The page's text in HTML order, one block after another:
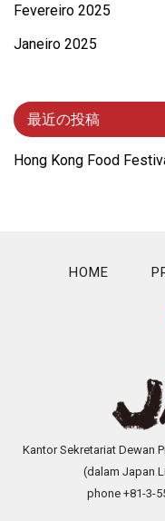
Fevereiro 2025
Janeiro 2025
最近の投稿
Hong Kong Food
HOME
Kantor Sekretariat Dewan
(dalam Japan
phone +81-3-